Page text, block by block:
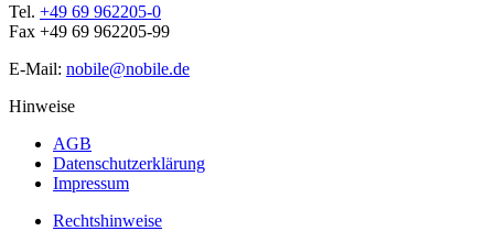
Tel. +49 69 962205-0
Fax +49 69 962205-99
E-Mail: nobile@nobile.de
Hinweise
AGB
Datenschutzerklärung
Impressum
Rechtshinweise